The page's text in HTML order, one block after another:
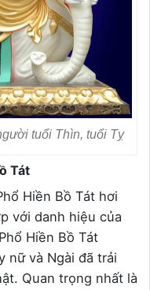
tuổi Thìn, tuổi Tỵ
Tát
Hiền Bồ Tát hơi
với danh hiệu của
Hiền Bồ Tát
nữ và Ngài đã trải
Quan trọng nhất là